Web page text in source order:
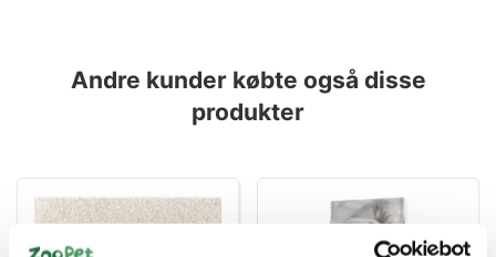
Andre kunder købte også disse
produkter